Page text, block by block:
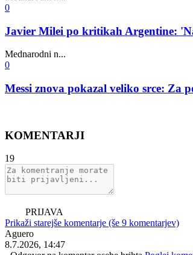
0
Javier Milei po kritikah Argentine:
Mednarodni n...
0
Messi znova pokazal veliko srce: Za
KOMENTARJI
19
PRIJAVA
Prikaži starejše komentarje (še 9 komentarjev)
Aguero
8.7.2026, 14:47